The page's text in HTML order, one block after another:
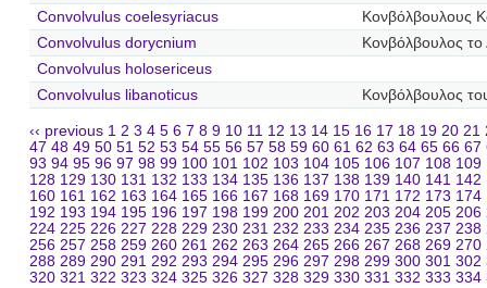
Convolvulus coelesyriacus
Κονβόλβουλους
Convolvulus dorycnium
Κονβόλβουλος το
Convolvulus holosericeus
Convolvulus libanoticus
Κονβόλβουλος
‹‹ previous 1 2 3 4 5 6 7 8 9 10 11 12 13 14 15 16 17 18 19 20 21
47 48 49 50 51 52 53 54 55 56 57 58 59 60 61 62 63 64 65 66 67
93 94 95 96 97 98 99 100 101 102 103 104 105 106 107 108 109
128 129 130 131 132 133 134 135 136 137 138 139 140 141 142
160 161 162 163 164 165 166 167 168 169 170 171 172 173 174
192 193 194 195 196 197 198 199 200 201 202 203 204 205 206
224 225 226 227 228 229 230 231 232 233 234 235 236 237 238
256 257 258 259 260 261 262 263 264 265 266 267 268 269 270
288 289 290 291 292 293 294 295 296 297 298 299 300 301 302
320 321 322 323 324 325 326 327 328 329 330 331 332 333 334